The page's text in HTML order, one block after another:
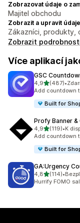
Zobrazovat údaje o
Majitel obchodu
Zobrazit a upravit
Zákazníci, produkty,
Zobrazit
Více aplikací
GSC
4,9z 5 hvězd
(487)
Celkový počet
•
Add countdown
Built for
Profy Banner
4,9z 5 hvězd
(119)
Celkový počet
•K
Add countdown
Built for
GA:Urgency
4,8z 5 hvězd
(114)
Celkový počet
•
Hurrify FOMO